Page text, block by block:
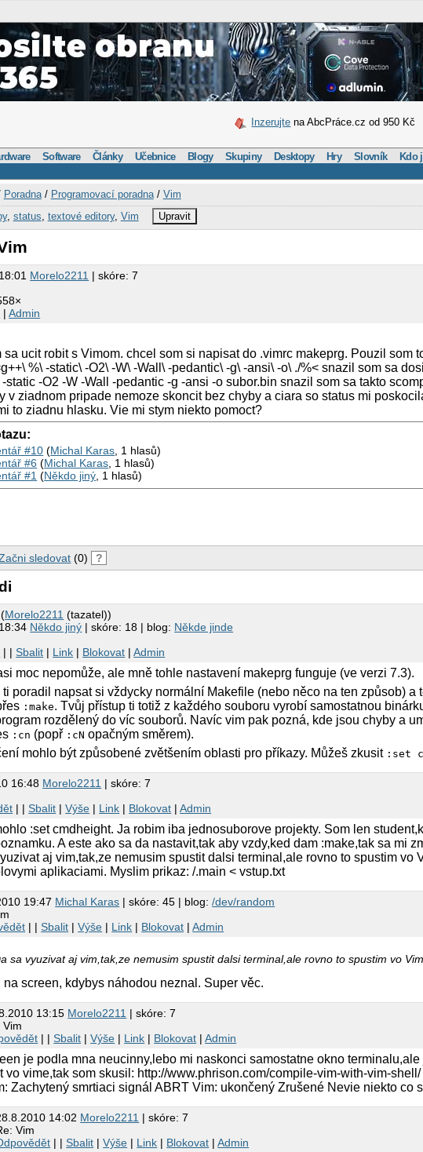
Inzerujte na AbcPráce.cz od 950 Kč
Software Články Učebnice Blogy Skupiny Desktopy Hry Slovník Kdo
Poradna/ Programovací poradna/ Vim
, status textové editory, Vim Upravit
Morelo2211 | skóre: 7
|Admin
sa ucit robit s Vimom. chcel som si napisat do .vimrc makeprg. Pouzil som
%\ -static\ -O2\ -W\ -Wall\ -pedantic\ -g\ -ansi\ -o\ ./%< snazil som sa
static -O2 -W -Wall -pedantic -g -ansi -o subor.bin snazil som sa takto
v ziadnom pripade nemoze skoncit bez chyby a ciara so status mi
to ziadnu hlasku. Vie mi stym niekto pomoct?
#10 (Michal Karas, 1 hlasů)
#6 (Michal Karas, 1 hlasů)
#1 (Někdo jiný, 1 hlasů)
sledovat (0) ?
(Morelo2211 (tazatel))
Někdo jiný | skóre: 18 | blog: Někde jinde
| |Sbalit | Link | Blokovat |Admin
moc nepomůže, ale mně tohle nastavení makeprg funguje (ve verzi 7.3).
ti poradil napsat si vždycky normální Makefile (nebo něco na ten způsob) a
:make. Tvůj přístup ti totiž z každého souboru vyrobí samostatnou
rozdělený do víc souborů. Navíc vim pak pozná, kde jsou chyby a
:cn (popř :cN opačným směrem).
mohlo být způsobené zvětšením oblasti pro příkazy. Můžeš zkusit :set
16:48 Morelo2211 | skóre: 7
| |Sbalit |Výše | Link | Blokovat |Admin
:set cmdheight. Ja robim iba jednosuborove projekty. Som len
A este ako sa da nastavit,tak aby vzdy,ked dam :make,tak sa mi
aj vim,tak,ze nemusim spustit dalsi terminal,ale rovno to spustim vo
aplikaciami. Myslim prikaz: /.main < vstup.txt
19:47 Michal Karas | skóre: 45 | blog:/dev/random
| |Sbalit |Výše | Link | Blokovat |Admin
sa vyuzivat aj vim,tak,ze nemusim spustit dalsi terminal,ale rovno to spustim vo
na screen, kdybys náhodou neznal. Super věc.
13:15 Morelo2211 | skóre: 7
Vim
| |Sbalit |Výše | Link | Blokovat |Admin
je podla mna neucinny,lebo mi naskonci samostatne okno terminalu,ale
vo vime,tak som skusil: http://www.phrison.com/compile-vim-with-vim-
Zachytený smrtiaci signál ABRT Vim: ukončený Zrušené Nevie niekto co
14:02 Morelo2211 | skóre: 7
Vim
| |Sbalit |Výše | Link | Blokovat |Admin